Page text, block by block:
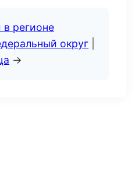
в регионе
округ
→